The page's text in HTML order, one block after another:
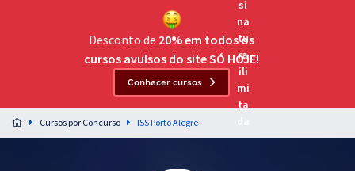
Assinatura OAB Até Passar
Acesso ilimitado a toda preparação para o Exame da
Preparação completa e intensiva para as principais
residências em saúde do Brasil
Desconto de 20% em todos os
cursos avulsos do site SÓ HOJE!
Conhecer cursos
Cursos por Concurso ISS Porto Alegre